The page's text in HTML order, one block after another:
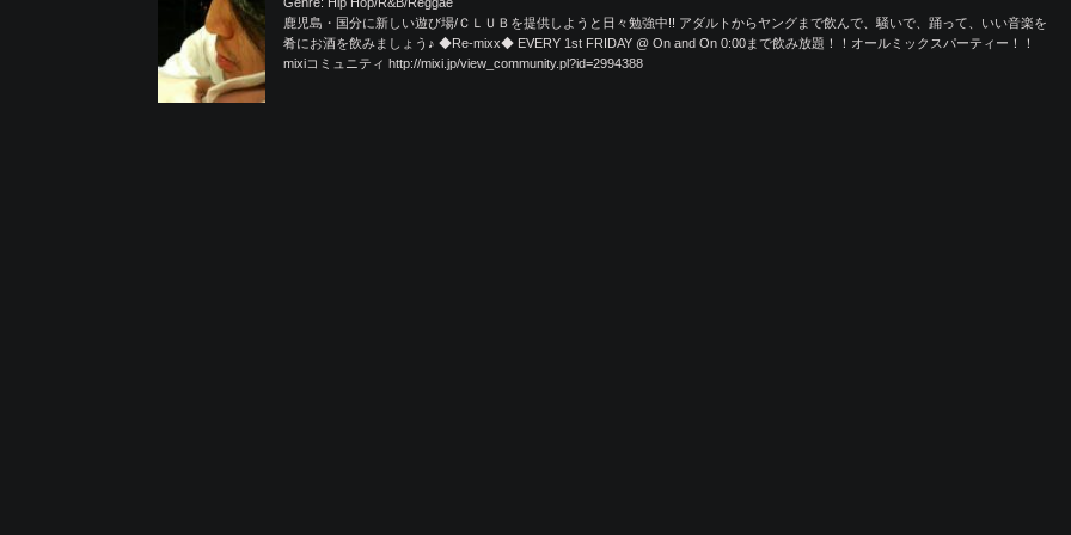
鹿児島・国分に新しい遊び場/ＣＬＵＢを提供しようと日々勉強中!! アダルトからヤングまで飲んで、騒いで、踊って、いい音楽を
肴にお酒を飲みましょう♪ ◆Re-mixx◆ EVERY 1st FRIDAY @ On and On 0:00まで飲み放題！！オールミックスパーティー！！
mixiコミュニティ http://mixi.jp/view_community.pl?id=2994388